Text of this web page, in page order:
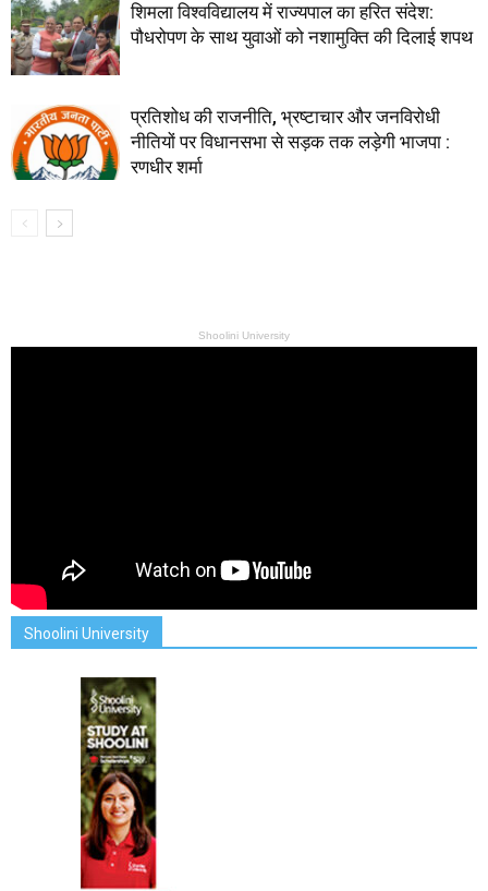
शिमला विश्वविद्यालय में राज्यपाल का हरित संदेश:
पौधरोपण के साथ युवाओं को नशामुक्ति की दिलाई शपथ
प्रतिशोध की राजनीति, भ्रष्टाचार और जनविरोधी
नीतियों पर विधानसभा से सड़क तक लड़ेगी भाजपा :
रणधीर शर्मा
Shoolini University
Shoolini University